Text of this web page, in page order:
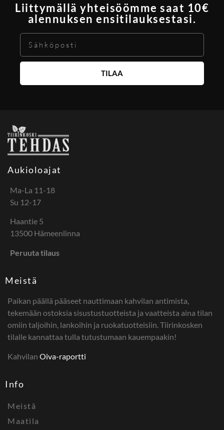
Liittymällä yhteisöömme saat 10€
alennuksen ensitilauksestasi.
TILAA
Aukioloajat
Ma-La 11-18
Su 12-17
Haantie 5
13500 Hämeenlinna
Peruuta tilaus
Meistä
Paikan päällä pääseet nauttimaan kahvilan antimista,
tekemään ostoksia sisustustuotteista ja vaatteista aina tilan
omiin taljoihin, lankoihin ja ruokatuotteisiin. Tiirinkosken
tilalle kannattaa tulla tutustumaan kauempaakin!
Kahvilan Oiva-raportti
Info
Meistä
Maatila